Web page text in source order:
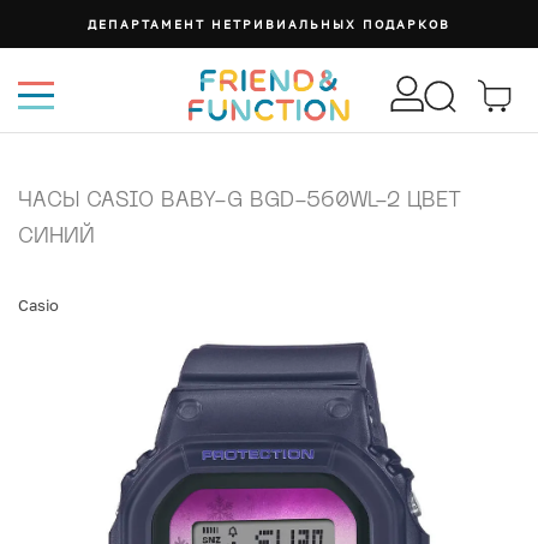
ДЕПАРТАМЕНТ НЕТРИВИАЛЬНЫХ ПОДАРКОВ
ЧАСЫ CASIO BABY-G BGD-560WL-2 ЦВЕТ
СИНИЙ
Casio